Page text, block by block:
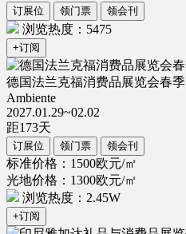
订展位 领门票 领会刊
浏览热度：5475
+订阅
德国法兰克福消费品展览会春季
Ambiente
2027.01.29~02.02
距173天
订展位 领门票 领会刊
标准价格：1500欧元/㎡
光地价格：1300欧元/㎡
浏览热度：2.45W
+订阅